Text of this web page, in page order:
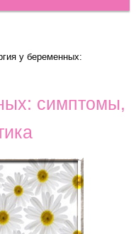
у беременных:
симптомы,